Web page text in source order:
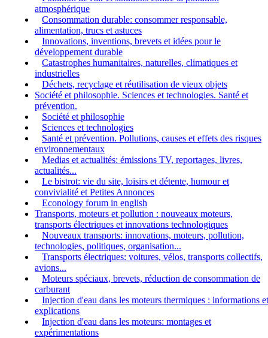
atmosphérique
Consommation durable: consommer responsable,
alimentation, trucs et astuces
Innovations, inventions, brevets et idées pour le
développement durable
Catastrophes humanitaires, naturelles, climatiques et
industrielles
Déchets, recyclage et réutilisation de vieux objets
Société et philosophie. Sciences et technologies. Santé et
prévention.
Société et philosophie
Sciences et technologies
Santé et prévention. Pollutions, causes et effets des risques
environnementaux
Medias et actualités: émissions TV, reportages, livres,
actualités...
Le bistrot: vie du site, loisirs et détente, humour et
convivialité et Petites Annonces
Econology forum in english
Transports, moteurs et pollution : nouveaux moteurs,
transports électriques et innovations technologiques
Nouveaux transports: innovations, moteurs, pollution,
technologies, politiques, organisation...
Transports électriques: voitures, vélos, transports collectifs,
avions...
Moteurs spéciaux, brevets, réduction de consommation de
carburant
Injection d'eau dans les moteurs thermiques : informations et
explications
Injection d'eau dans les moteurs: montages et
expérimentations